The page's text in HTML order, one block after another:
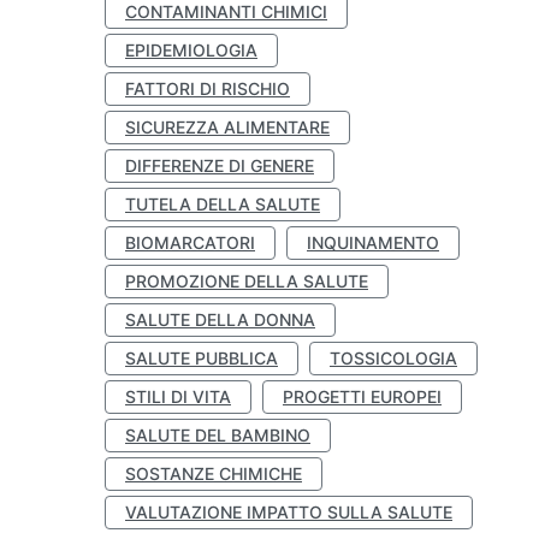
CONTAMINANTI CHIMICI
EPIDEMIOLOGIA
FATTORI DI RISCHIO
SICUREZZA ALIMENTARE
DIFFERENZE DI GENERE
TUTELA DELLA SALUTE
BIOMARCATORI
INQUINAMENTO
PROMOZIONE DELLA SALUTE
SALUTE DELLA DONNA
SALUTE PUBBLICA
TOSSICOLOGIA
STILI DI VITA
PROGETTI EUROPEI
SALUTE DEL BAMBINO
SOSTANZE CHIMICHE
VALUTAZIONE IMPATTO SULLA SALUTE